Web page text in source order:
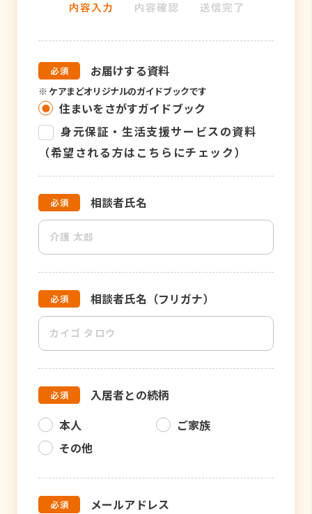
お届けする資料
※ ケアまどオリジナルのガイドブックです
住まいをさがすガイドブック
身元保証・生活支援サービスの資料
（希望される方はこちらにチェック）
相談者氏名
相談者氏名（フリガナ）
入居者との続柄
本人
ご家族
その他
メールアドレス